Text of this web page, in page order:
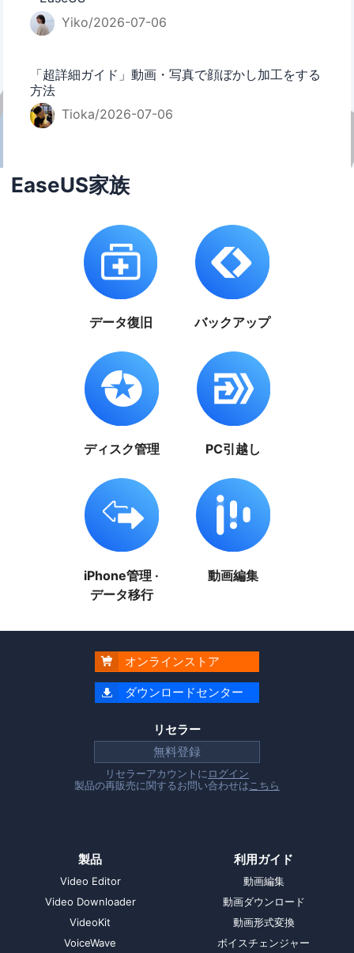
Yiko/2026-07-06
「超詳細ガイド」動画・写真で顔ぼかし加工をする
方法
Tioka/2026-07-06
EaseUS家族
データ復旧 バックアップ
ディスク管理 PC引越し
iPhone管理 ·
データ移行
動画編集
 オンラインストア
 ダウンロードセンター
リセラー
無料登録
リセラーアカウントに ログイン
製品の再販売に関するお問い合わせは こちら
製品
Video Editor
Video Downloader
VideoKit
VoiceWave
利用ガイド
動画編集
動画ダウンロード
動画形式変換
ボイスチェンジャー